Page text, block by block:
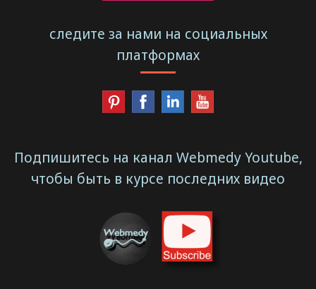
следите за нами на социальных
платформах
Подпишитесь на канал Webmedy Youtube,
чтобы быть в курсе последних видео